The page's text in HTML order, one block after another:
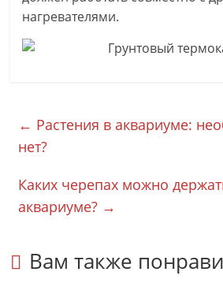
нагревателями.
← Растения в аквариуме:
нет?
Каких черепах можно
аквариуме? →
Вам также